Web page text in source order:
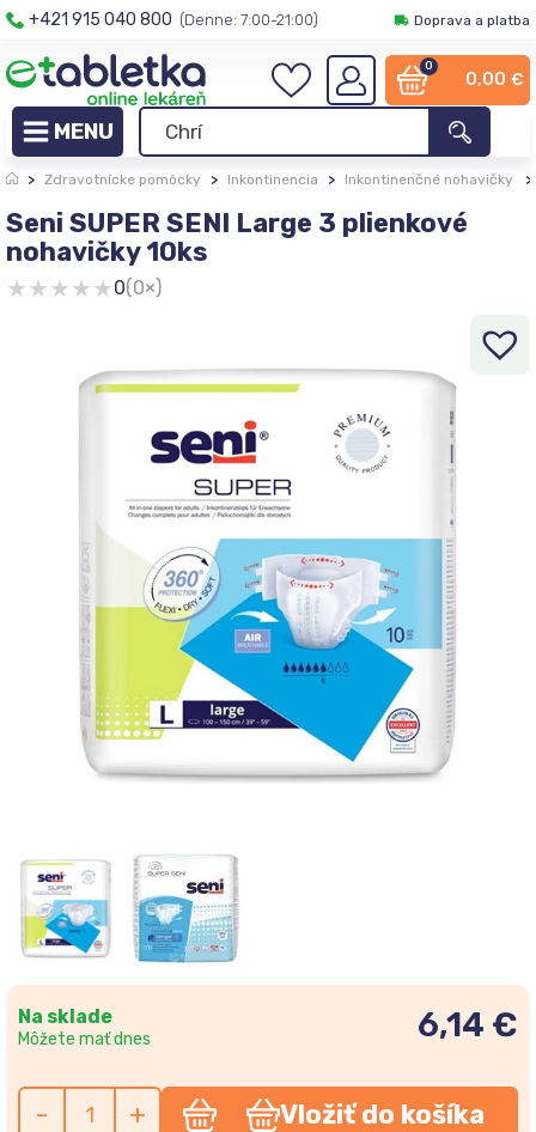
+421 915 040 800 (Denne: 7:00-21:00) Doprava a platba
0
0,00 €
> Zdravotnícke pomôcky > Inkontinencia > Inkontinenčné nohavičky >
Seni SUPER SENI Large 3 plienkové
nohavičky 10ks
★★★★★0(0×)
Na sklade
Môžete mať dnes 6,14 €
- + Vložiť do košíka